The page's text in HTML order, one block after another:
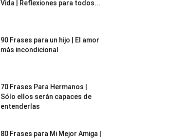
Vida | Reflexiones para todos...
90 Frases para un hijo | El amor
más incondicional
70 Frases Para Hermanos |
Sólo ellos serán capaces de
entenderlas
80 Frases para Mi Mejor Amiga |